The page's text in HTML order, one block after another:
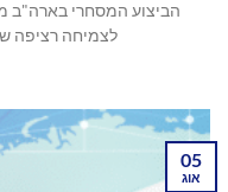
הביצוע המסחרי בארה"ב
לצמיחה רציפה של 22% בהכנסות
05
אוג